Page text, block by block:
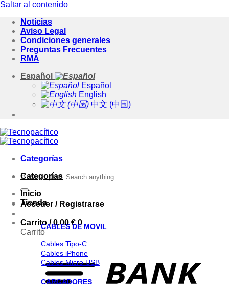
Saltar al contenido
Noticias
Aviso Legal
Condiciones generales
Preguntas Frecuentes
RMA
Español
Español
English
中文 (中国)
Categorías
Buscar por:
Acceder / Registrarse
Carrito /0.00€ 0
Carrito
Categorías
Inicio
Tienda
CABLES DE MOVIL
Cables Tipo-C
Cables iPhone
Cables Micro USB
CARGADORES